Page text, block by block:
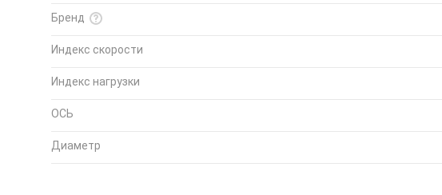
Бренд
Индекс скорости
Индекс нагрузки
ОСЬ
Диаметр